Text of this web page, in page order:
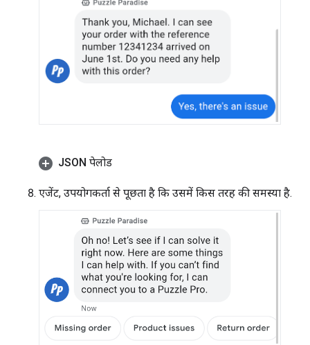
JSON पेलोड
एजेंट, उपयोगकर्ता से पूछता है कि उसमें किस तरह की समस्या है.